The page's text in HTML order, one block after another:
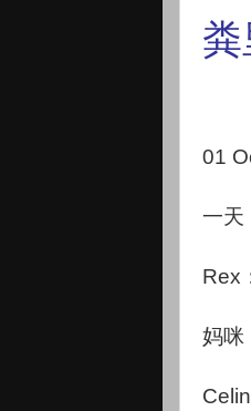
粪
01
一天
Rex
妈咪